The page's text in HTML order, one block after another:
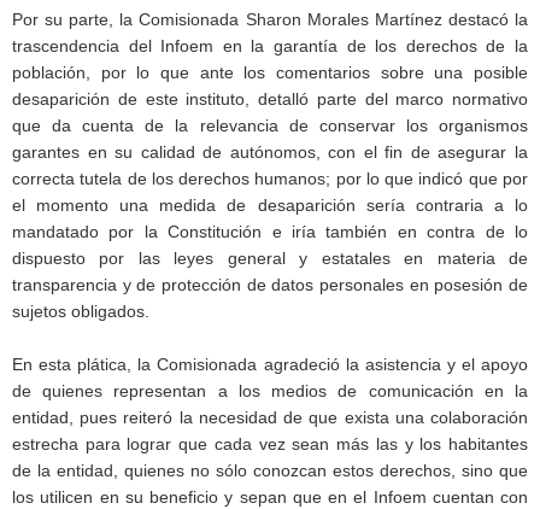
Por su parte, la Comisionada Sharon Morales Martínez destacó la
trascendencia del Infoem en la garantía de los derechos de la
población, por lo que ante los comentarios sobre una posible
desaparición de este instituto, detalló parte del marco normativo
que da cuenta de la relevancia de conservar los organismos
garantes en su calidad de autónomos, con el fin de asegurar la
correcta tutela de los derechos humanos; por lo que indicó que por
el momento una medida de desaparición sería contraria a lo
mandatado por la Constitución e iría también en contra de lo
dispuesto por las leyes general y estatales en materia de
transparencia y de protección de datos personales en posesión de
sujetos obligados.
En esta plática, la Comisionada agradeció la asistencia y el apoyo
de quienes representan a los medios de comunicación en la
entidad, pues reiteró la necesidad de que exista una colaboración
estrecha para lograr que cada vez sean más las y los habitantes
de la entidad, quienes no sólo conozcan estos derechos, sino que
los utilicen en su beneficio y sepan que en el Infoem cuentan con